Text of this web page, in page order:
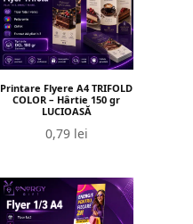
Printare Flyere A4 TRIFOLD
COLOR – Hârtie 150 gr
LUCIOASĂ
0,79 lei